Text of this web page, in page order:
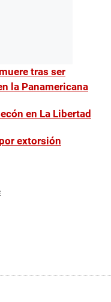
tras ser
la Panamericana
en La Libertad
extorsión